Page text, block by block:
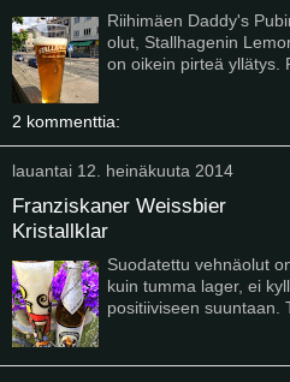
Riihimäen Daddy's
olut, Stallhagenin
on oikein pirteä yllätys.
2 kommenttia:
lauantai 12. heinäkuuta 2014
Franziskaner Weissbier
Kristallklar
Suodatettu vehnäolut
kuin tumma lager, ei
positiiviseen suuntaan.